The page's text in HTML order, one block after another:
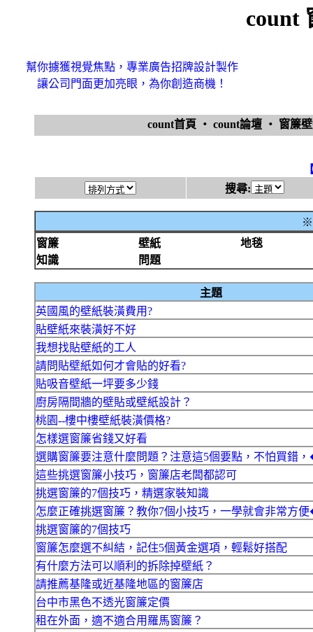
count
幫你擄獲視覺焦點，專業廣告招牌設計製作
讓公司門面更加亮眼，為你創造商機！
count首頁 ‧ count論壇 ‧ 窗簾
搜尋:
※
窗簾
壁紙
地毯
知識
問題
主題
英國風的壁紙裝潢費用?
貼壁紙來裝潢好不好
我想找貼壁紙的工人
請問貼壁紙如何才會貼的好看?
貼吸音壁紙一坪要多少錢
廚房隔間牆的壁貼或壁紙設計？
桃園--樓中樓壁紙裝潢價格?
怎樣選窗簾省錢又好看
選購窗簾要注意什麼問題？注意這5個要點，不怕買錯
這些挑選窗簾小技巧，窗簾店老闆都認可
挑選窗簾的7個技巧，精選家裝知識
怎麼正確挑選窗簾？教你7個小技巧，一學就會非常方
挑選窗簾的7個技巧
窗簾怎麼選不糾結，記住5個黃金選項，輕鬆好搭配
有什麼方法可以順利的拆除掉壁紙？
請推薦基隆或近基隆地區的窗簾店
台中市黑色不透光窗簾定價
租在外面，適不適合用羅馬窗簾？